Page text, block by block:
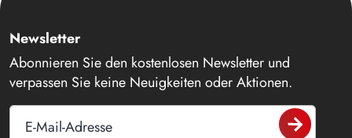
Newsletter
Abonnieren Sie den kostenlosen Newsletter und
verpassen Sie keine Neuigkeiten oder Aktionen.
E-Mail-Adresse